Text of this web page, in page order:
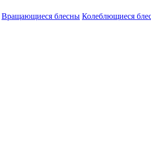
Вращающиеся блесны Колеблющиеся